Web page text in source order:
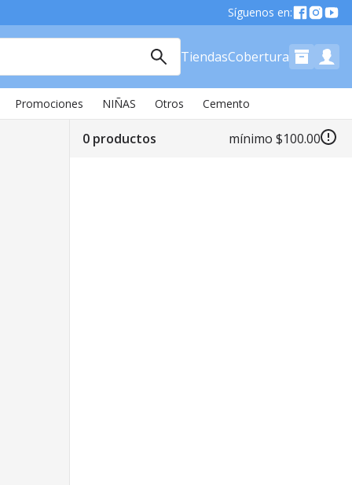
Síguenos en:
TiendasCobertura
Promociones NIÑAS Otros Cemento
0 productos mínimo $100.00